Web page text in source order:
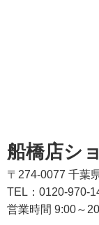
船橋店シ
〒274-0077 千葉
TEL：0120-970-
営業時間 9:00～